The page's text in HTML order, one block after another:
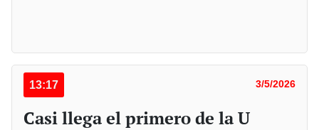
13:17 3/5/2026
Casi llega el primero de la U